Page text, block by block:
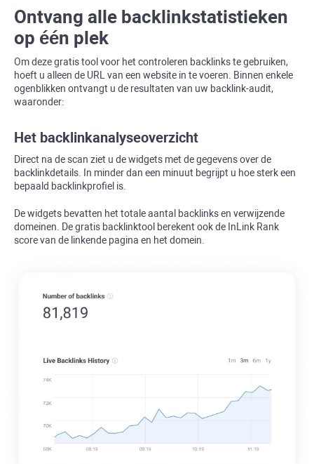
Ontvang alle backlinkstatistieken
op één plek
Om deze gratis tool voor het controleren backlinkste gebruiken,
hoeft u alleen de URL van een website in te voeren. Binnen enkele
ogenblikken ontvangt u de resultaten van uw backlink-audit,
waaronder:
Het backlinkanalyseoverzicht
Direct na de scan ziet u de widgets met de gegevens over de
backlinkdetails. In minder dan een minuut begrijpt u hoe sterk een
bepaald backlinkprofiel is.
De widgets bevatten het totale aantal backlinksen verwijzende
domeinen. De gratis backlinktool berekent ook de InLink Rank
score van de linkende pagina en het domein.